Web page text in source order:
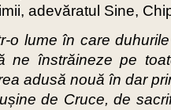
adevăratul Sine,
o lume în care
ne înstrăineze pe
adusă nouă în dar
de Cruce, de